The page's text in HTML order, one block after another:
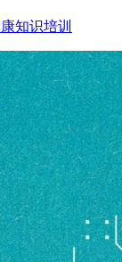
知识培训